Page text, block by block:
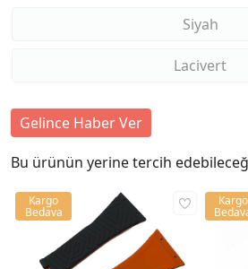
Siyah
Lacivert
Gelince Haber Ver
Bu ürünün yerine tercih
Kargo
Bedava
Kargo